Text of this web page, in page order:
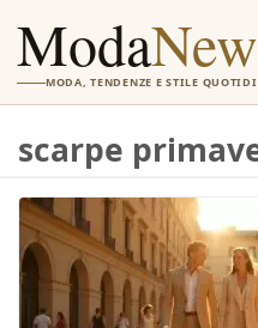
Moda
MODA, TENDENZE E STILE
scarpe